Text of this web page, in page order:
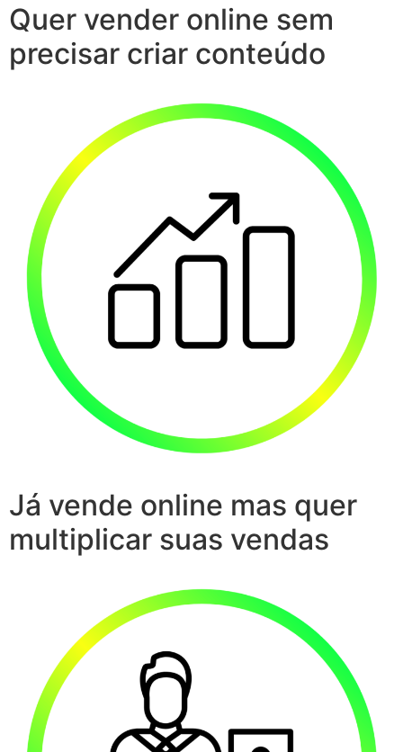
Quer vender online sem
precisar criar conteúdo
Já vende online mas quer
multiplicar suas vendas